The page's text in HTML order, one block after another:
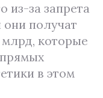
из-за запрета
получат
млрд, которые
в этом